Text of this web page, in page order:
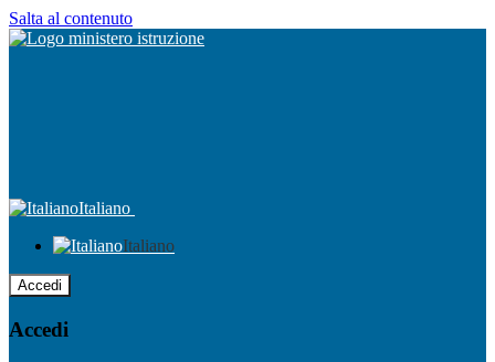
Salta al contenuto
Italiano
Italiano
Accedi
Accedi